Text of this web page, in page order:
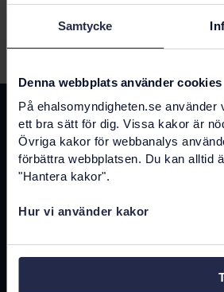
Samtycke
Denna webbplats använder cookies
På ehalsomyndigheten.se
ett bra sätt för dig. Vissa kakor är
Övriga kakor för webbanalys
förbättra webbplatsen. Du kan alltid
"Hantera kakor".
Hur vi använder kakor
Senast
Kontakta oss
Tel.010-458 62 00(växel)
Tel.010-106 07 98(presstjänst)